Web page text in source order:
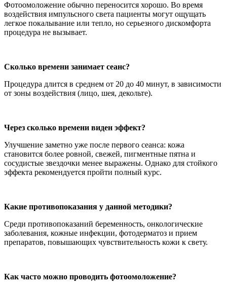
Фотоомоложение обычно переносится хорошо. Во время
воздействия импульсного света пациенты могут ощущать
легкое покалывание или тепло, но серьезного дискомфорта
процедура не вызывает.
Сколько времени занимает сеанс?
Процедура длится в среднем от 20 до 40 минут, в зависимости
от зоны воздействия (лицо, шея, декольте).
Через сколько времени виден эффект?
Улучшение заметно уже после первого сеанса: кожа
становится более ровной, свежей, пигментные пятна и
сосудистые звездочки менее выражены. Однако для стойкого
эффекта рекомендуется пройти полный курс.
Какие противопоказания у данной методики?
Среди противопоказаний беременность, онкологические
заболевания, кожные инфекции, фотодерматоз и прием
препаратов, повышающих чувствительность кожи к свету.
Как часто можно проводить фотоомоложение?